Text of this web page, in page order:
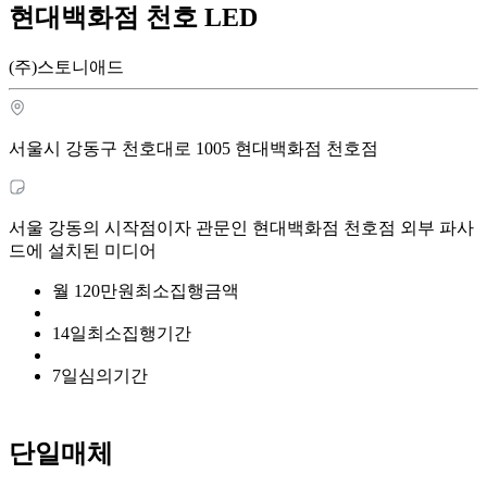
현대백화점 천호 LED
(주)스토니애드
서울시 강동구 천호대로 1005 현대백화점 천호점
서울 강동의 시작점이자 관문인 현대백화점 천호점 외부 파사
드에 설치된 미디어
월 120만원 최소집행금액
14일최소집행기간
7일심의기간
단일매체